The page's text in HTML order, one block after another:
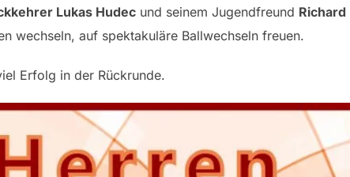
Lukas Hudec und seinem Jugendfreund Richard
wechseln, auf spektakuläre Ballwechseln freuen.
Erfolg in der Rückrunde.